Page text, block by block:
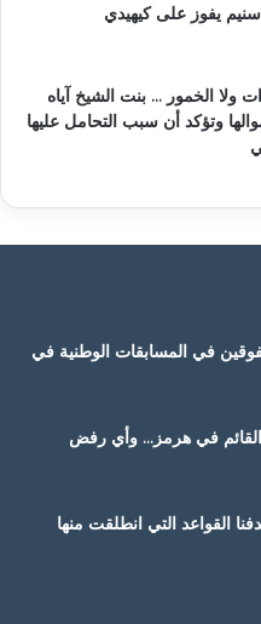
يفوز على كيهيدي
ولا الخمور … بنت الشيخ آياه
وتؤكد أن سبب التحامل عليها
في المسابقات الوطنية في
القائم في هرمز… وأي رفض
القواعد التي انطلقت منها